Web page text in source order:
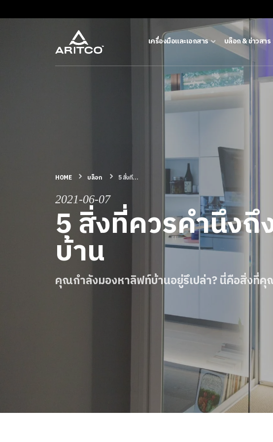
เครื่องมือและเอกสาร บล็อก & ข่าวสาร
เครื่องมือและเอกสาร
สําหรับมืออาชีพ
สั่งซื้อ Digital HomeKit
สอบถามราคาประเมิน
HOME บล็อก 5 สิ่งที...
2021-06-07
5 สิ่งที่ควรคำนึงถึ
บ้าน
คุณกำลังมองหาลิฟท์บ้านอยู่รึเปล่า? นี่คือสิ่งที่